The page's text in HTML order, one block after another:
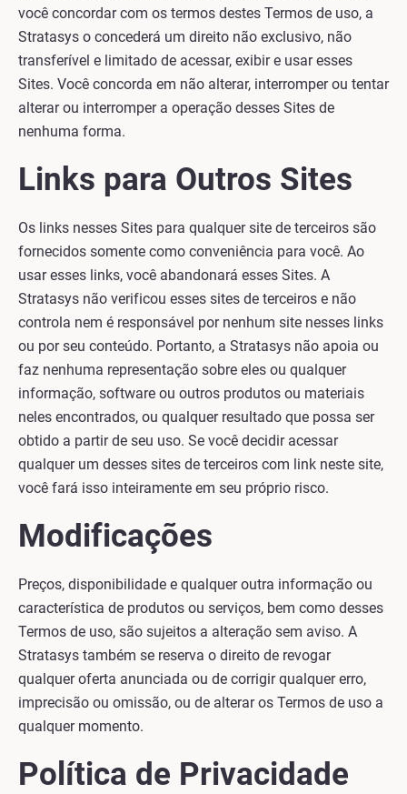
você concordar com os termos destes Termos de uso, a
Stratasys o concederá um direito não exclusivo, não
transferível e limitado de acessar, exibir e usar esses
Sites. Você concorda em não alterar, interromper ou tentar
alterar ou interromper a operação desses Sites de
nenhuma forma.
Links para Outros Sites
Os links nesses Sites para qualquer site de terceiros são
fornecidos somente como conveniência para você. Ao
usar esses links, você abandonará esses Sites. A
Stratasys não verificou esses sites de terceiros e não
controla nem é responsável por nenhum site nesses links
ou por seu conteúdo. Portanto, a Stratasys não apoia ou
faz nenhuma representação sobre eles ou qualquer
informação, software ou outros produtos ou materiais
neles encontrados, ou qualquer resultado que possa ser
obtido a partir de seu uso. Se você decidir acessar
qualquer um desses sites de terceiros com link neste site,
você fará isso inteiramente em seu próprio risco.
Modificações
Preços, disponibilidade e qualquer outra informação ou
característica de produtos ou serviços, bem como desses
Termos de uso, são sujeitos a alteração sem aviso. A
Stratasys também se reserva o direito de revogar
qualquer oferta anunciada ou de corrigir qualquer erro,
imprecisão ou omissão, ou de alterar os Termos de uso a
qualquer momento.
Política de Privacidade